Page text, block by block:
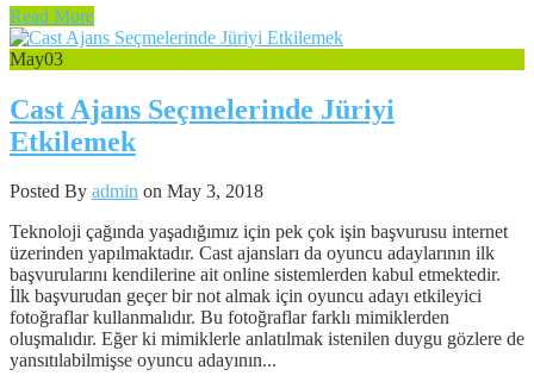
Read More
May03
Cast Ajans Seçmelerinde Jüriyi
Etkilemek
Posted By admin on May 3, 2018
Teknoloji çağında yaşadığımız için pek çok işin başvurusu internet
üzerinden yapılmaktadır. Cast ajansları da oyuncu adaylarının ilk
başvurularını kendilerine ait online sistemlerden kabul etmektedir.
İlk başvurudan geçer bir not almak için oyuncu adayı etkileyici
fotoğraflar kullanmalıdır. Bu fotoğraflar farklı mimiklerden
oluşmalıdır. Eğer ki mimiklerle anlatılmak istenilen duygu gözlere de
yansıtılabilmişse oyuncu adayının...